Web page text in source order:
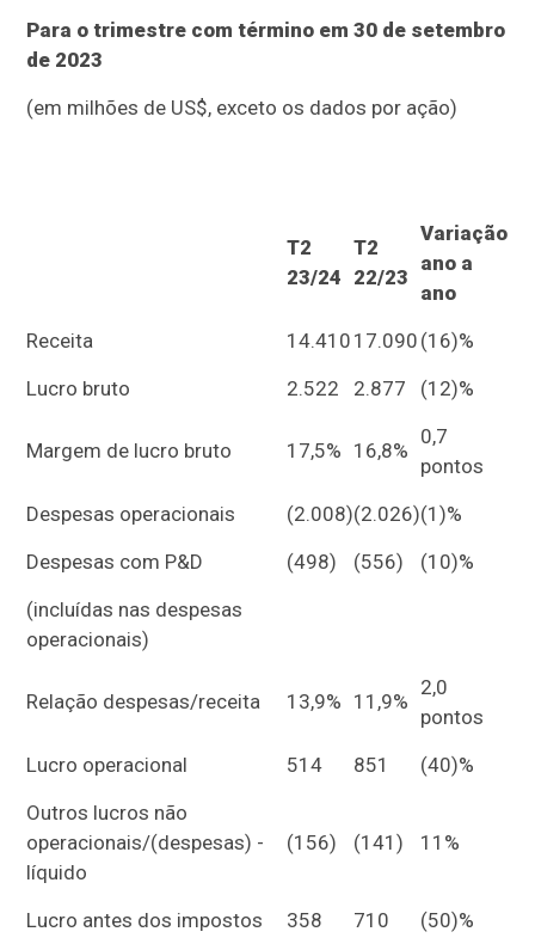
Para o trimestre com término em 30 de setembro
de 2023
(em milhões de US$, exceto os dados por ação)
T2
23/24
T2
22/23
Variação
ano a
ano
Receita
14.410 17.090 (16)%
Lucro bruto
2.522 2.877 (12)%
Margem de lucro bruto 17,5% 16,8%
0,7
pontos
Despesas operacionais
(2.008)(2.026)(1)%
Despesas com P&D
(498) (556)
(10)%
(incluídas nas despesas
operacionais)
Relação despesas/receita 13,9% 11,9%
2,0
pontos
Lucro operacional
514 851
(40)%
Outros lucros não
operacionais/(despesas) -
líquido
(156) (141) 11%
Lucro antes dos impostos 358 710
(50)%